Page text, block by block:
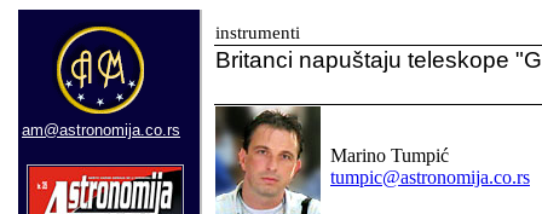
am@astronomija.co.rs
instrumenti
Britanci napuštaju teleskope
Marino Tumpić
tumpic@astronomija.co.rs